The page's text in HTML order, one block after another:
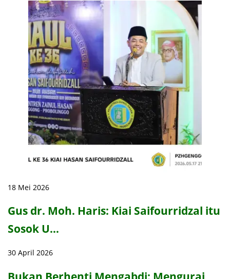
18 Mei 2026
Gus dr. Moh. Haris: Kiai Saifourridzal itu
Sosok U…
30 April 2026